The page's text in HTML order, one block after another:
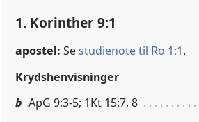
1. Korinther 9:1
apostel: Sestudienote til Ro 1:1.
Krydshenvisninger
b ApG 9:3-5; 1Kt 15:7, 8